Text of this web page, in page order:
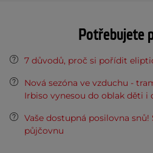
Potřebujete
7 důvodů, proč si pořídit
Nová sezóna ve vzduchu -
Irbiso vynesou do oblak děti i
Vaše dostupná posilovna
půjčovnu